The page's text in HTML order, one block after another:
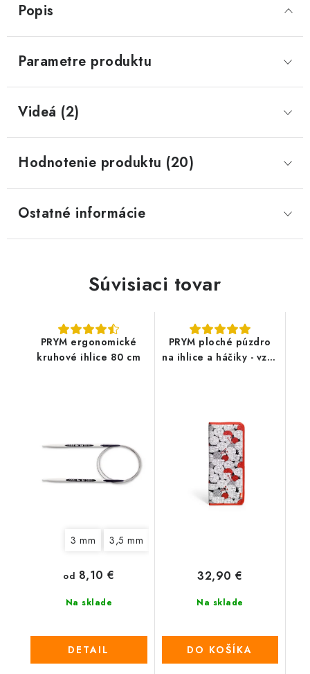
Popis
Parametre produktu
Videá (2)
Hodnotenie produktu (20)
Ostatné informácie
Súvisiaci tovar
PRYM ergonomické
kruhové ihlice 80 cm
3 mm 3,5 mm
Na sklade
od 8,10 €
DETAIL
PRYM ploché púzdro
na ihlice a háčiky - vzor
Na sklade
32,90 €
DO KOŠÍKA